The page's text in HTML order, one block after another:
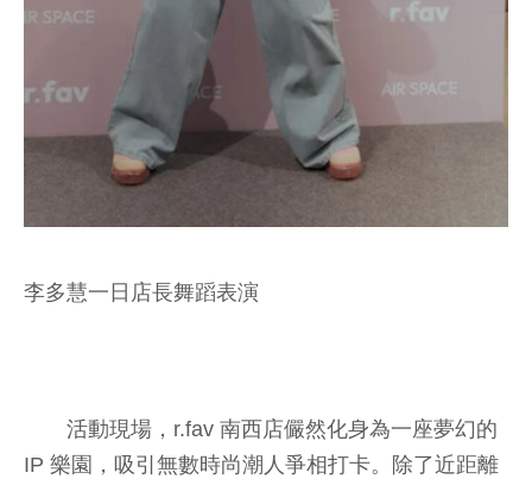
李多慧一日店長舞蹈表演
活動現場，r.fav 南西店儼然化身為一座夢幻的
IP 樂園，吸引無數時尚潮人爭相打卡。除了近距離